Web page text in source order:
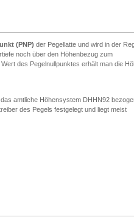
(PNP) der Pegellatte und wird in der
noch über den Höhenbezug zum
des Pegelnullpunktes erhält man die
amtliche Höhensystem DHHN92
des Pegels festgelegt und liegt meist